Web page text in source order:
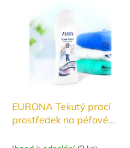
EURONA Tekutý prací
prostředek na péřové